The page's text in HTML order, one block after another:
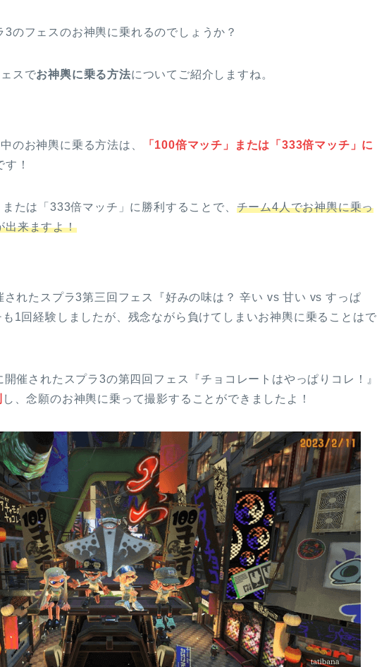
3のフェスのお神輿に乗れるのでしょうか？
スでお神輿に乗る方法についてご紹介しますね。
のお神輿に乗る方法は、
「100倍マッチ」または「333倍マッチ」に
！
たは「333倍マッチ」に勝利することで、 チーム4人でお神輿に乗っ
出来ますよ！
れたスプラ3第三回フェス『好みの味は？ 辛い vs 甘い vs すっぱ
1回経験しましたが、残念ながら負けてしまいお神輿に乗ることはで
催されたスプラ3の第四回フェス『チョコレートはやっぱりコレ！』
し、念願のお神輿に乗って撮影することができましたよ！